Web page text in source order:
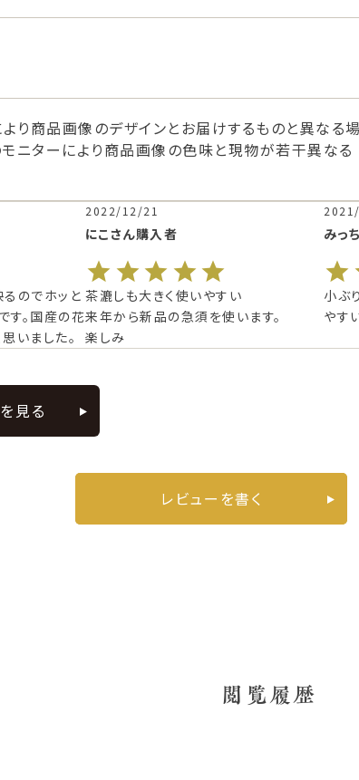
り商品画像のデザインとお届けするものと異なる場
モニターにより商品画像の色味と現物が若干異なる
のでホッと
す。国産の花
いました。
にこさん購入者
2022/12/21
茶漉しも大きく使いやすい
来年から新品の急須を使います。
楽しみ
みっ
小ぶ
やす
見る
レビューを書く
閲覧履歴